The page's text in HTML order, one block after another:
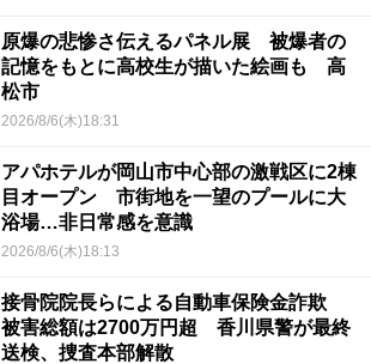
原爆の悲惨さ伝えるパネル展 被爆者の
記憶をもとに高校生が描いた絵画も 高
松市
2026/8/6(木)18:31
アパホテルが岡山市中心部の激戦区に2棟
目オープン 市街地を一望のプールに大
浴場…非日常感を意識
2026/8/6(木)18:13
接骨院院長らによる自動車保険金詐欺
被害総額は2700万円超 香川県警が最終
送検、捜査本部解散